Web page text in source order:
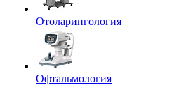
Отоларингология
Офтальмология